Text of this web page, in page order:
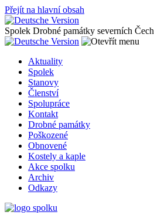
Přejít na hlavní obsah
Spolek Drobné památky severních Čech
Aktuality
Spolek
Stanovy
Členství
Spolupráce
Kontakt
Drobné památky
Poškozené
Obnovené
Kostely a kaple
Akce spolku
Archiv
Odkazy